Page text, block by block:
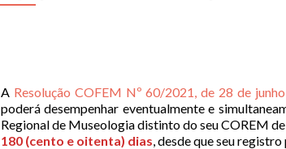
A Resolução COFEM Nº 60/2021, de 28 de
poderá desempenhar eventualmente e
Regional de Museologia distinto do seu COREM
180 (cento e oitenta) dias, desde que seu